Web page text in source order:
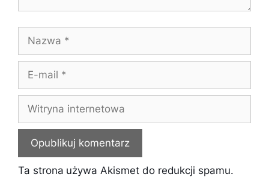
mail
internetowa
Ta strona używa Akismet do redukcji spamu.